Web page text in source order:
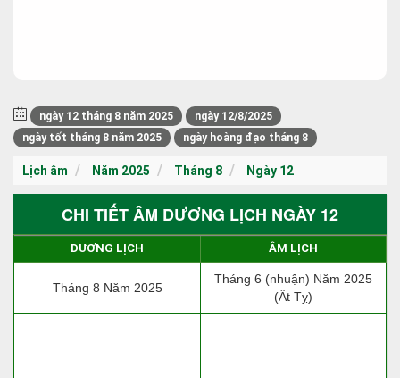
ngày 12 tháng 8 năm 2025
ngày 12/8/2025
ngày tốt tháng 8 năm 2025
ngày hoàng đạo tháng 8
Lịch âm Năm 2025 Tháng 8 Ngày 12
CHI TIẾT ÂM DƯƠNG LỊCH NGÀY 12
DƯƠNG LỊCH ÂM LỊCH
Tháng 8 Năm 2025
Tháng 6 (nhuận) Năm 2025
(Ất Tỵ)